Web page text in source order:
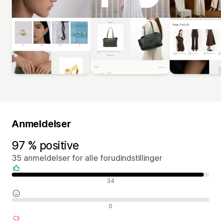
Anmeldelser
97 % positive
35 anmeldelser for alle forudindstillinger
Positive anmeldelser 34
Neutrale anmeldelser 0